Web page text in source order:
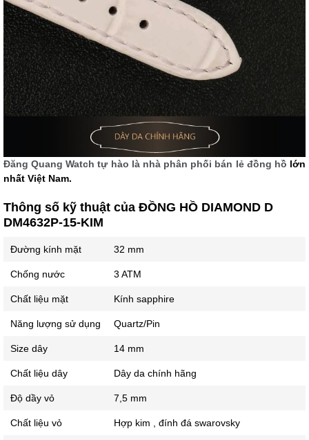
Đăng Quang Watch tự hào là nhà phân phối bán lẻ đồng hồ lớn
nhất Việt Nam.
Thông số kỹ thuật của ĐỒNG HỒ DIAMOND D
DM4632P-15-KIM
Đường kính mặt 32 mm
Chống nước 3 ATM
Chất liệu mặt Kính sapphire
Năng lượng sử dụng Quartz/Pin
Size dây 14 mm
Chất liệu dây Dây da chính hãng
Độ dầy vỏ 7,5 mm
Chất liệu vỏ Hợp kim , đính đá swarovsky